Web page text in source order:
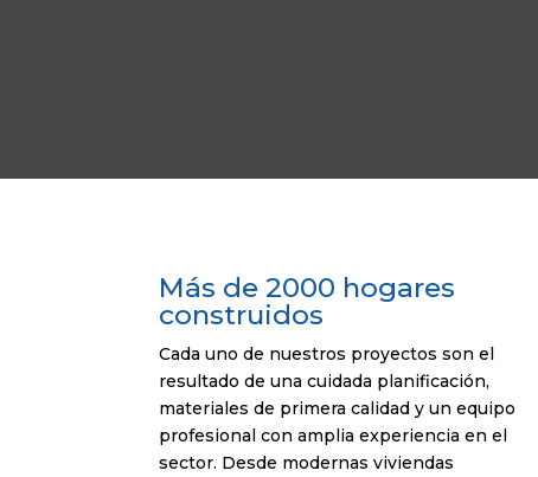
Más de 2000 hogares
construidos
Cada uno de nuestros proyectos son el
resultado de una cuidada planificación,
materiales de primera calidad y un equipo
profesional con amplia experiencia en el
sector. Desde modernas viviendas